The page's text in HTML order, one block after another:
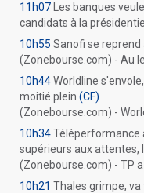
11h07 Les banques
candidats à la
10h55 Sanofi se reprend
(Zonebourse.com) - Au
10h44Worldline
moitié plein (CF)
(Zonebourse.com) -
10h34Téléperformance
supérieurs aux attentes,
(Zonebourse.com) - TP a
10h21 Thales grimpe,